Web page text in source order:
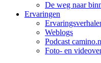
De weg naar
Ervaringen
Weblogs
Podcast
Foto- en